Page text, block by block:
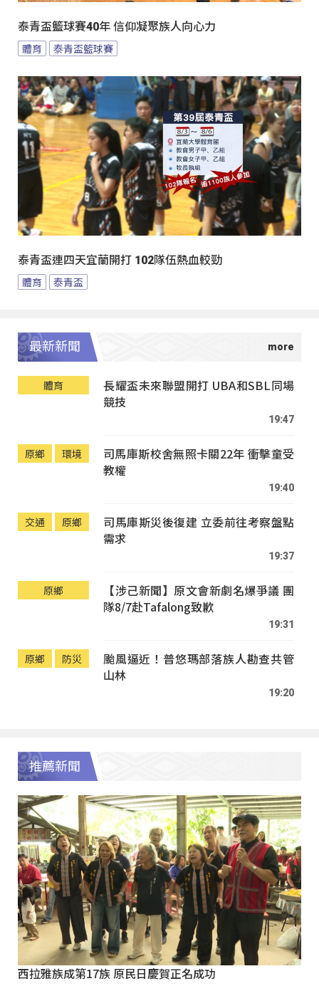
泰青盃籃球賽40年 信仰凝聚族人向心力
體育 泰青盃籃球賽
泰青盃連四天宜蘭開打 102隊伍熱血較勁
體育 泰青盃
最新新聞
體育
長耀盃未來聯盟開打 UBA和SBL同場
競技
19:47
原鄉 環境
司馬庫斯校舍無照卡關22年 衝擊童受
教權
19:40
交通 原鄉
司馬庫斯災後復建 立委前往考察盤點
需求
19:37
原鄉
【涉己新聞】原文會新劇名爆爭議 團
隊8/7赴Tafalong致歉
19:31
原鄉 防災
颱風逼近！普悠瑪部落族人勘查共管
山林
19:20
推薦新聞
西拉雅族成第17族 原民日慶賀正名成功